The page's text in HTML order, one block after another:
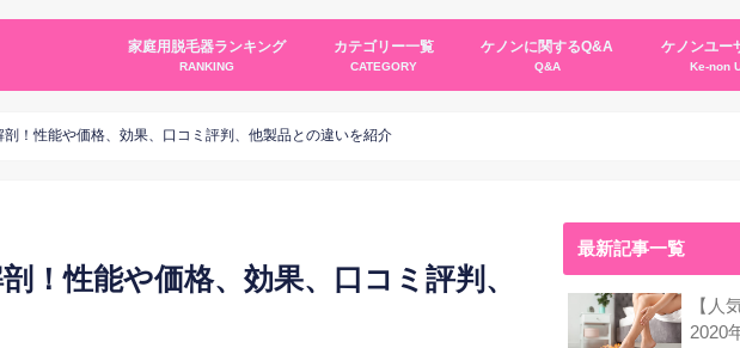
家庭用脱毛器ランキング
RANKING
カテゴリー一覧
CATEGORY
ケノンに関するQ&A
Q&A
ケノンユー
Ke-non
！性能や価格、効果、口コミ評判、他製品との違いを紹介
！性能や価格、効果、口コミ評判、
最新記事一覧
【人
2020